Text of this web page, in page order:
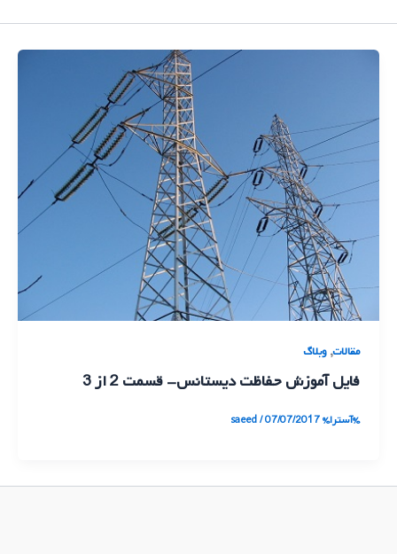
مقالات, وبلاگ
فایل آموزش حفاظت دیستانس- قسمت 2 از 3
%آسترا% saeed/07/07/2017